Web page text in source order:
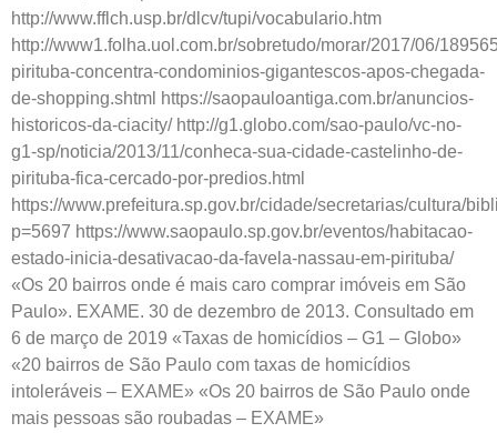
http://www.fflch.usp.br/dlcv/tupi/vocabulario.htm
http://www1.folha.uol.com.br/sobretudo/morar/2017/06/
pirituba-concentra-condominios-gigantescos-apos-chegada-
de-shopping.shtml https://saopauloantiga.com.br/anuncios-
historicos-da-ciacity/ http://g1.globo.com/sao-paulo/vc-no-
g1-sp/noticia/2013/11/conheca-sua-cidade-castelinho-de-
pirituba-fica-cercado-por-predios.html
https://www.prefeitura.sp.gov.br/cidade/secretarias/cultura/
p=5697 https://www.saopaulo.sp.gov.br/eventos/habitacao-
estado-inicia-desativacao-da-favela-nassau-em-pirituba/
«Os 20 bairros onde é mais caro comprar imóveis em São
Paulo». EXAME. 30 de dezembro de 2013. Consultado em
6 de março de 2019 «Taxas de homicídios – G1 – Globo»
«20 bairros de São Paulo com taxas de homicídios
intoleráveis – EXAME» «Os 20 bairros de São Paulo onde
mais pessoas são roubadas – EXAME»